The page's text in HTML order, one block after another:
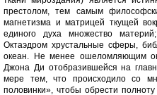
престолом, тем самым
магнетизма и матрицей ткущей
единого духа множество
Октаэдром хрустальные сферы,
океан. Не менее ошеломляющим
Джона Ди отобразившейся на
мере тем, что происходило со
половинки», чтобы обрести